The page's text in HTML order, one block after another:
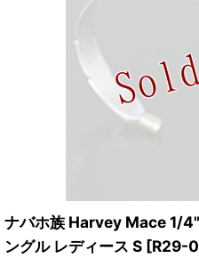
ナバホ族 Harvey Mace 1/
ングル レディース S [R29-